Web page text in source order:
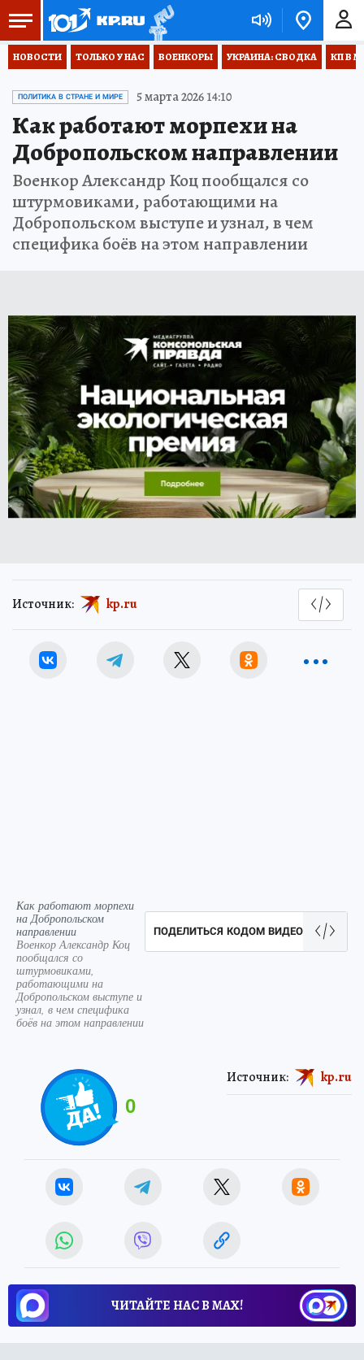
НОВОСТИ ТОЛЬКО У НАС ВОЕНКОРЫ УКРАИНА: СВОДКА КП В
ПОЛИТИКА В СТРАНЕ И МИРЕ 5 марта 2026 14:10
Как работают морпехи на
Добропольском направлении
Военкор Александр Коц пообщался со
штурмовиками, работающими на
Добропольском выступе и узнал, в чем
специфика боёв на этом направлении
Источник: kp.ru
Как работают морпехи
на Добропольском
направлении
Военкор Александр Коц
пообщался со
штурмовиками,
работающими на
Добропольском выступе и
узнал, в чем специфика
боёв на этом направлении
ПОДЕЛИТЬСЯ КОДОМ ВИДЕО
0
Источник: kp.ru
ЧИТАЙТЕ НАС В МАХ!